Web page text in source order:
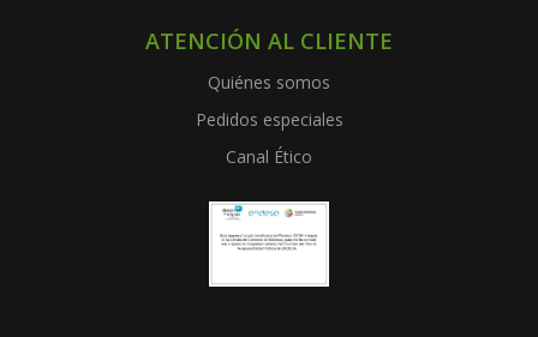
ATENCIÓN AL CLIENTE
Quiénes somos
Pedidos especiales
Canal Ético